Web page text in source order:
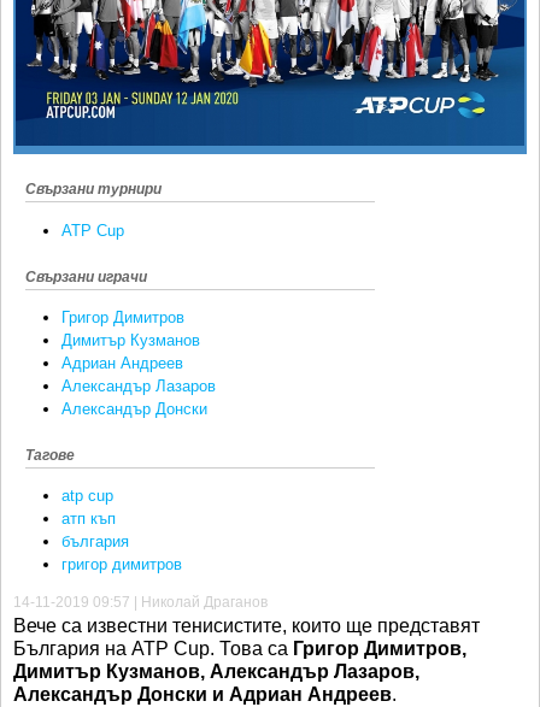
SOFIA OPEN
КЛУБОВЕ
БЛОГ
Ретро
Спорт&Фитнес
Други
Свързани турнири
ATP Cup
Свързани играчи
Григор Димитров
Димитър Кузманов
Адриан Андреев
Александър Лазаров
Александър Донски
Тагове
atp cup
атп къп
българия
григор димитров
14-11-2019 09:57 | Николай Драганов
Вече са известни тенисистите, които ще представят
България на ATP Cup. Това са Григор Димитров,
Димитър Кузманов, Александър Лазаров,
Александър Донски и Адриан Андреев.